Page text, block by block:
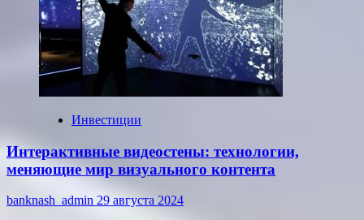
Инвестиции
Интерактивные видеостены: технологии,
меняющие мир визуального контента
banknash_admin 29 августа 2024